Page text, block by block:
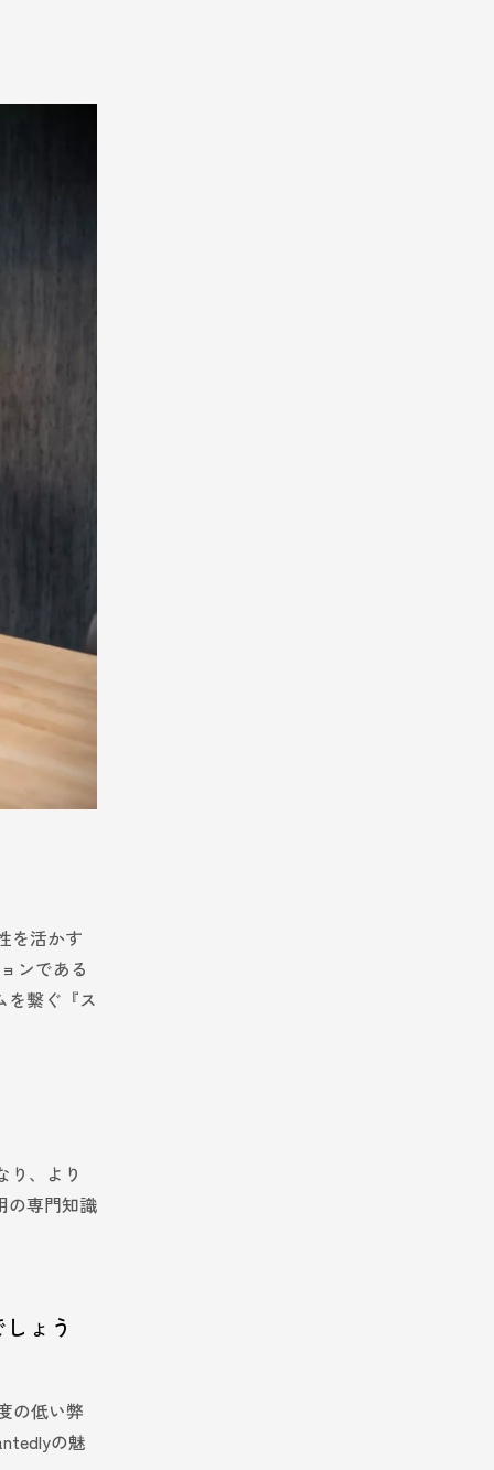
を活かす
ンである
を繋ぐ『ス
り、より
の専門知識
ょう
の低い弊
の魅